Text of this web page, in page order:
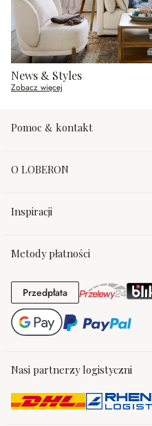
News & Styles
Zobacz więcej
Pomoc & kontakt
O LOBERON
Inspiracji
Metody płatności
PrzedpłataPrzedpłata
Nasi partnerzy logistyczni